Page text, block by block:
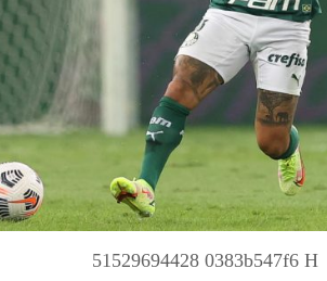
51529694428 0383b547f6 H